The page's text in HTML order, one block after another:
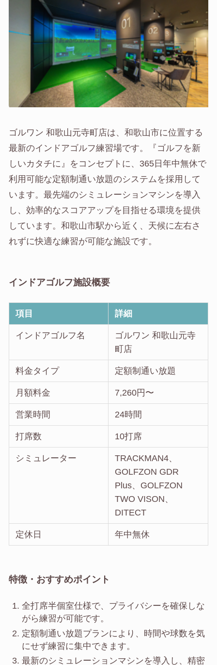
ゴルワン 和歌山元寺町店は、和歌山市に位置する
最新のインドアゴルフ練習場です。『ゴルフを新
しいカタチに』をコンセプトに、365日年中無休で
利用可能な定額制通い放題のシステムを採用して
います。最先端のシミュレーションマシンを導入
し、効率的なスコアアップを目指せる環境を提供
しています。和歌山市駅から近く、天候に左右さ
れずに快適な練習が可能な施設です。
インドアゴルフ施設概要
項目 詳細
インドアゴルフ名
ゴルワン 和歌山元寺
町店
料金タイプ 定額制通い放題
月額料金 7,260円〜
営業時間 24時間
打席数 10打席
シミュレーター
TRACKMAN4、
GOLFZON GDR
Plus、GOLFZON
TWO VISON、
DITECT
定休日 年中無休
特徴・おすすめポイント
全打席半個室仕様で、プライバシーを確保しな
がら練習が可能です。
定額制通い放題プランにより、時間や球数を気
にせず練習に集中できます。
最新のシミュレーションマシンを導入し、精密